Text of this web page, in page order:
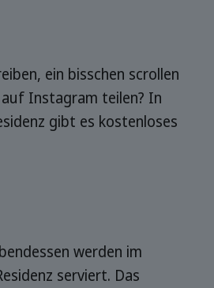
ein bisschen scrollen
Instagram teilen? In
gibt es kostenloses
werden im
serviert. Das